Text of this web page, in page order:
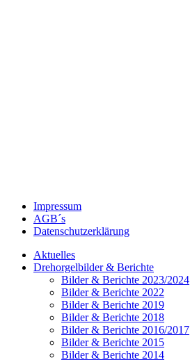
Impressum
AGB´s
Datenschutzerklärung
Aktuelles
Drehorgelbilder & Berichte
Bilder & Berichte 2023/2024
Bilder & Berichte 2022
Bilder & Berichte 2019
Bilder & Berichte 2018
Bilder & Berichte 2016/2017
Bilder & Berichte 2015
Bilder & Berichte 2014